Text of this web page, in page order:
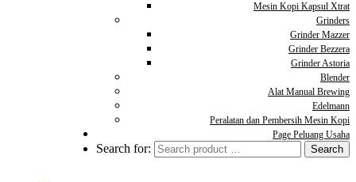
Mesin Kopi Kapsul Xtrat
Grinders
Grinder Mazzer
Grinder Bezzera
Grinder Astoria
Blender
Alat Manual Brewing
Edelmann
Peralatan dan Pembersih Mesin Kopi
Page Peluang Usaha
Search for: